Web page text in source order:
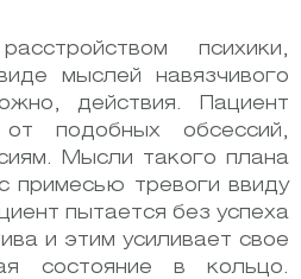
психики,
мыслей навязчивого
действия. Пациент
от подобных обсессий,
Мысли такого плана
примесью тревоги ввиду
пытается без успеха
и этим усиливает свое
состояние в кольцо.